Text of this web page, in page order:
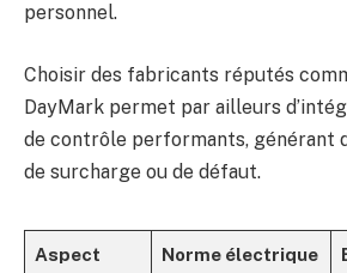
personnel.
Choisir des fabricants réputés
DayMark permet par ailleurs
de contrôle performants, générant
de surcharge ou de défaut.
Aspect
Norme électrique